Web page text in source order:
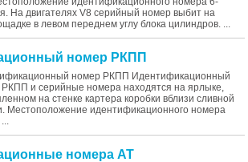
На двигателях V8 серийный номер выбит на
в левом переднем углу блока цилиндров. ...
номер РКПП
номер РКПП Идентификационный
и серийные номера находятся на ярлыке,
на стенке картера коробки вблизи сливной
Местоположение идентификационного номера
номера АТ